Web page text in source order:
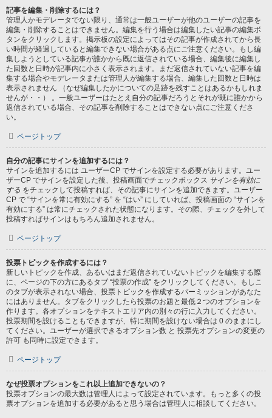
記事を編集・削除するには？
管理人かモデレータでない限り、通常は一般ユーザーが他のユーザーの記事を
編集・削除することはできません。編集を行う場合は編集したい記事の編集ボ
タンをクリックします。掲示板の設定によってはその記事が作成されてから長
い時間が経過していると編集できない場合がある点にご注意ください。もし編
集しようとしている記事が誰かから既に返信されている場合、編集後に編集し
た回数と日時が記事内に小さく表示されます。まだ返信されていない記事を編
集する場合やモデレータまたは管理人が編集する場合、編集した回数と日時は
表示されません （なぜ編集したかについての足跡を残すことはあるかもしれま
せんが・・） 。一般ユーザーはたとえ自分の記事だろうとそれが既に誰かから
返信されている場合、その記事を削除することはできない点にご注意くださ
い。
ページトップ
自分の記事にサインを追加するには？
サインを追加するには ユーザーCP でサインを設定する必要があります。ユー
ザーCP でサインを設定した後、投稿画面でチェックボックス サインを有効に
する をチェックして投稿すれば、その記事にサインを追加できます。ユーザー
CP で “サインを常に有効にする” を “はい” にしていれば、投稿画面の “サインを
有効にする” は常にチェックされた状態になります。その際、チェックを外して
投稿すればサインはもちろん追加されません。
ページトップ
投票トピックを作成するには？
新しいトピックを作成、あるいはまだ返信されていないトピックを編集する際
に、ページの下の方にあるタブ “投票の作成” をクリックしてください。もしこ
のタブが表示されない場合、投票トピックを作成するパーミッションがあなた
にはありません。タブをクリックしたら投票のお題と最低２つのオプションを
作ります。各オプションをテキストエリア内の別々の行に入力してください。
投票期間を設けることもできますが、特に期間を設けない場合は 0 のままにし
てください。ユーザーが選択できるオプション数 と 投票先オプションの変更の
許可 も同時に設定できます。
ページトップ
なぜ投票オプションをこれ以上追加できないの？
投票オプションの最大数は管理人によって設定されています。もっと多くの投
票オプションを追加する必要があると思う場合は管理人に相談してください。